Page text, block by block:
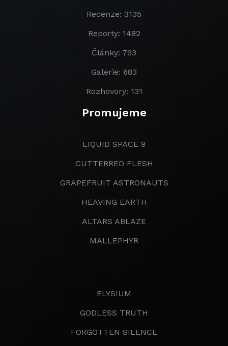
Recenze: 3135
Reporty: 1482
Články: 793
Galerie: 683
Rozhovory: 131
Promujeme
LIQUID SPACE 9
CUTTERRED FLESH
GRAPEFRUIT ASTRONAUTS
HEAVING EARTH
ALTARS ABLAZE
MALLEPHYR
ELYSIUM
GODLESS TRUTH
FORGOTTEN SILENCE